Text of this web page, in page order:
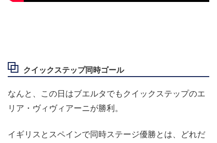
クイックステップ同時ゴール
なんと、この日はブエルタでもクイックステップのエ
リア・ヴィヴィアーニが勝利。
イギリスとスペインで同時ステージ優勝とは、どれだ